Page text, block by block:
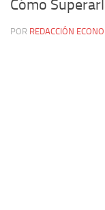
Cómo
POR REDACCIÓN